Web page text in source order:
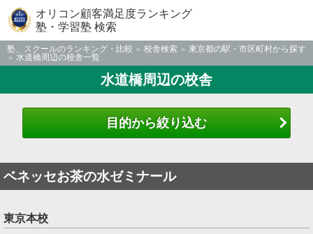
オリコン顧客満足度ランキング
塾・学習塾 検索
塾、スクールのランキング・比較 校舎検索
東京都の駅・市区町村から探す
水道橋周辺の校舎一覧
水道橋周辺の校舎
目的から絞り込む
ベネッセお茶の水ゼミナール
東京本校